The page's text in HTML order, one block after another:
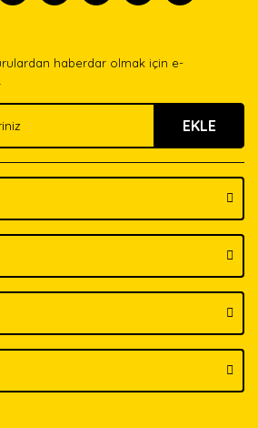
eksik bilgiler bulunuyor.
bulunuyor.
alternatifler olmalı.
haberdar olmak için e-
EKLE